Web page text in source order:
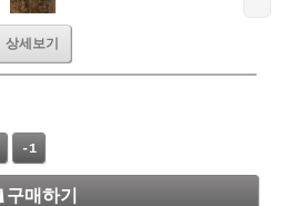
상세보기
-1
구매하기